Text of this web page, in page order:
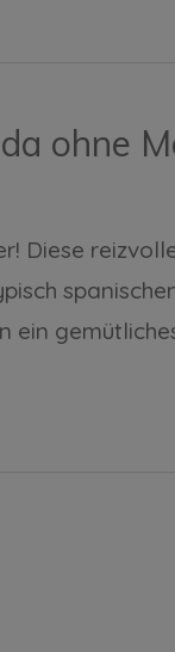
ohne
Diese